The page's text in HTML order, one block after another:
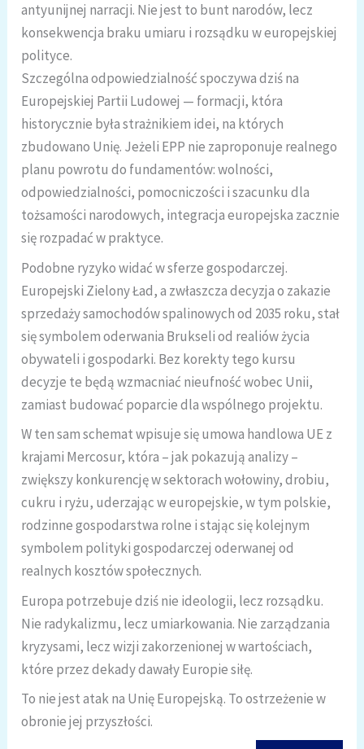
antyunijnej narracji. Nie jest to bunt narodów, lecz
konsekwencja braku umiaru i rozsądku w europejskiej
polityce.
Szczególna odpowiedzialność spoczywa dziś na
Europejskiej Partii Ludowej — formacji, która
historycznie była strażnikiem idei, na których
zbudowano Unię. Jeżeli EPP nie zaproponuje realnego
planu powrotu do fundamentów: wolności,
odpowiedzialności, pomocniczości i szacunku dla
tożsamości narodowych, integracja europejska zacznie
się rozpadać w praktyce.
Podobne ryzyko widać w sferze gospodarczej.
Europejski Zielony Ład, a zwłaszcza decyzja o zakazie
sprzedaży samochodów spalinowych od 2035 roku, stał
się symbolem oderwania Brukseli od realiów życia
obywateli i gospodarki. Bez korekty tego kursu
decyzje te będą wzmacniać nieufność wobec Unii,
zamiast budować poparcie dla wspólnego projektu.
W ten sam schemat wpisuje się umowa handlowa UE z
krajami Mercosur, która – jak pokazują analizy –
zwiększy konkurencję w sektorach wołowiny, drobiu,
cukru i ryżu, uderzając w europejskie, w tym polskie,
rodzinne gospodarstwa rolne i stając się kolejnym
symbolem polityki gospodarczej oderwanej od
realnych kosztów społecznych.
Europa potrzebuje dziś nie ideologii, lecz rozsądku.
Nie radykalizmu, lecz umiarkowania. Nie zarządzania
kryzysami, lecz wizji zakorzenionej w wartościach,
które przez dekady dawały Europie siłę.
To nie jest atak na Unię Europejską. To ostrzeżenie w
obronie jej przyszłości.